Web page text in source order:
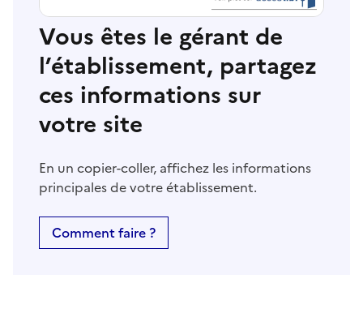
Vous êtes le gérant de
l’établissement, partagez
ces informations sur
votre site
En un copier-coller, affichez les informations
principales de votre établissement.
Comment faire ?